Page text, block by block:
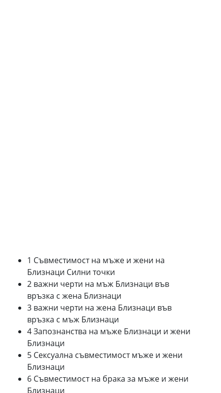
1 Съвместимост на мъже и жени на
Близнаци Силни точки
2 важни черти на мъж Близнаци във
връзка с жена Близнаци
3 важни черти на жена Близнаци във
връзка с мъж Близнаци
4 Запознанства на мъже Близнаци и жени
Близнаци
5 Сексуална съвместимост мъже и жени
Близнаци
6 Съвместимост на брака за мъже и жени
Близнаци